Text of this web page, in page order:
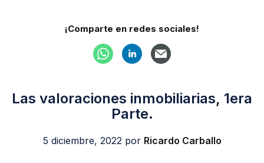
¡Comparte en redes sociales!
Las valoraciones inmobiliarias, 1era
Parte.
5 diciembre, 2022 por Ricardo Carballo